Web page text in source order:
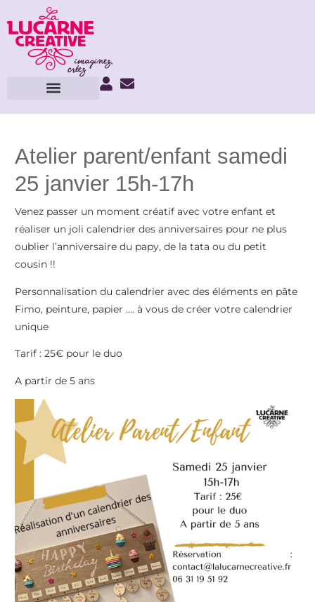
Atelier parent/enfant samedi
25 janvier 15h-17h
Venez passer un moment créatif avec votre enfant et
réaliser un joli calendrier des anniversaires pour ne plus
oublier l’anniversaire du papy, de la tata ou du petit
cousin !!
Personnalisation du calendrier avec des éléments en pâte
Fimo, peinture, papier …. à vous de créer votre calendrier
unique
Tarif : 25€ pour le duo
A partir de 5 ans